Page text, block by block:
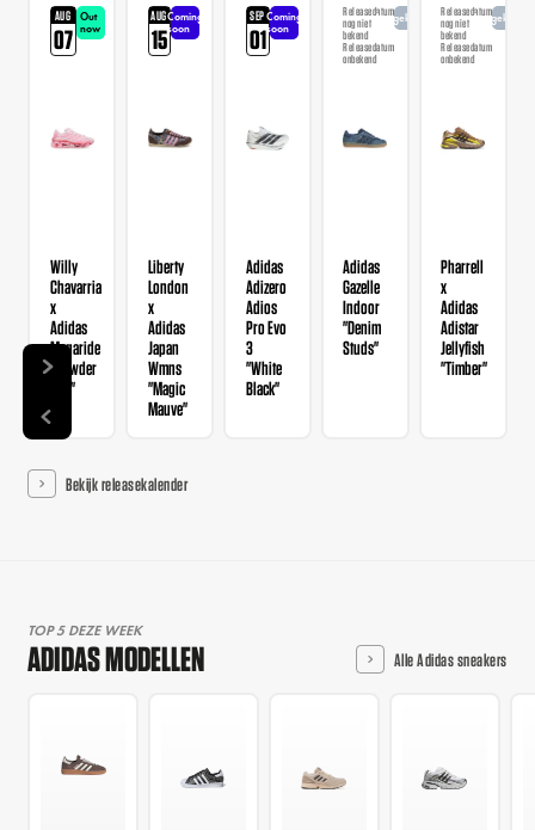
AUG
07
Out
now
Willy
Chavarria
x
Adidas
Megaride
"Powder
Red"
AUG
15
Coming
soon
Liberty
London
x
Adidas
Japan
Wmns
"Magic
Mauve"
SEP
01
Coming
soon
Adidas
Adizero
Adios
Pro Evo
3
"White
Black"
Releasedatum
nog niet
bekend
Releasedatum
onbekend
Aangekondigd
Adidas
Gazelle
Indoor
"Denim
Studs"
Releasedatum
nog niet
bekend
Releasedatum
onbekend
Pharrell
x
Adidas
Adistar
Jellyfish
"Timber"
Bekijk releasekalender
TOP 5 DEZE WEEK
ADIDAS MODELLEN Alle Adidas sneakers